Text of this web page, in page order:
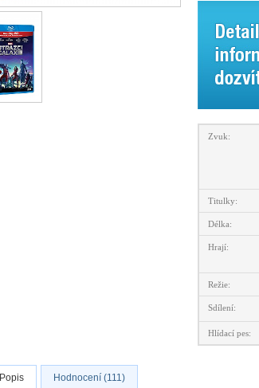
Zvuk:
Titulky:
Délka:
Hrají:
Režie:
Sdílení:
Hlídací pes:
Popis Hodnocení (111)